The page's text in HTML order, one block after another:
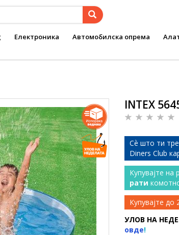
Електроника Автомобилска опрема
INTEX
Сѐ што ти
Diners Club
Купувајте
рати
Купувајте
УЛОВ НА
овде!